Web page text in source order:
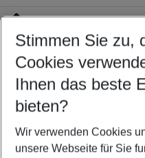
Location
Customize your offer
Find the perfect deal which
Your departure airport
Any airport
Select your date range
08/08/26–06/08/27
Stimmen Sie zu,
Cookies
Ihnen das beste
bieten?
Wir verwenden Cookies
unsere Webseite für Sie